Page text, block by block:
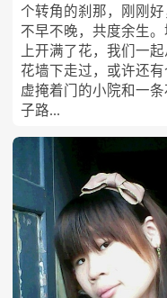
个转角的刹那，刚刚好
不早不晚，共度余生。
上开满了花，我们一起
花墙下走过，或许还有
虚掩着门的小院和一条
子路...